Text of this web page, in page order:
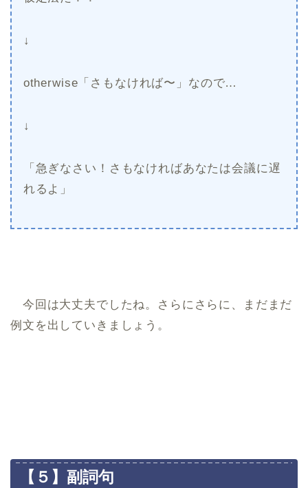
↓
otherwise「さもなければ〜」なので…
↓
「急ぎなさい！さもなければあなたは会議に遅
れるよ」
今回は大丈夫でしたね。さらにさらに、まだまだ
例文を出していきましょう。
【５】副詞句